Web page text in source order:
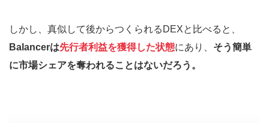
しかし、真似して後からつくられるDEXと比べると、
Balancerは先行者利益を獲得した状態にあり、 そう簡単
に市場シェアを奪われることはないだろう。